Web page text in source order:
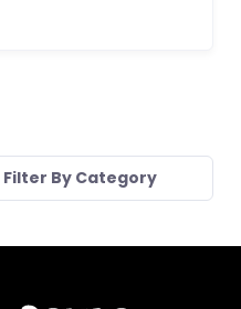
Filter By Category